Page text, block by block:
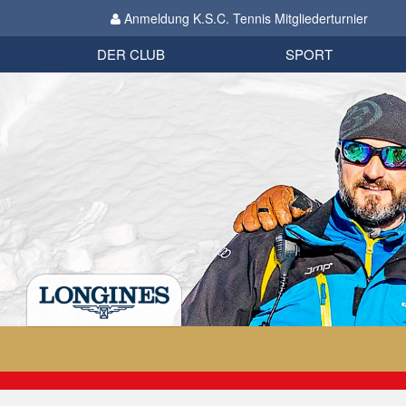
Anmeldung K.S.C. Tennis Mitgliederturnier
DER CLUB
Organisation
SPORT
Biathlon
Datenschutzverordnung 2018
Impressum